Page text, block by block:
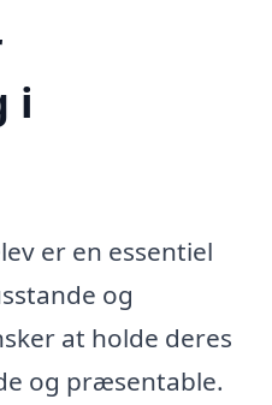
i
er en essentiel
og
at holde deres
og præsentable.